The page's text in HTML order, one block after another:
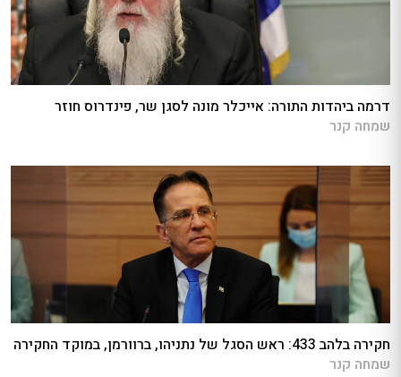
דרמה ביהדות התורה: אייכלר מונה לסגן שר, פינדרוס חוזר
שמחה קנר
חקירה בלהב 433: ראש הסגל של נתניהו, ברוורמן, במוקד החקירה
שמחה קנר